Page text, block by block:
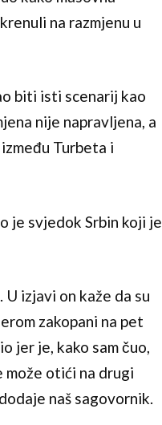
na razmjenu u
biti isti scenarij kao
nije napravljena, a
Turbeta i
je svjedok Srbin koji je
izjavi on kaže da su
zakopani na pet
jer je, kako sam čuo,
može otići na drugi
naš sagovornik.